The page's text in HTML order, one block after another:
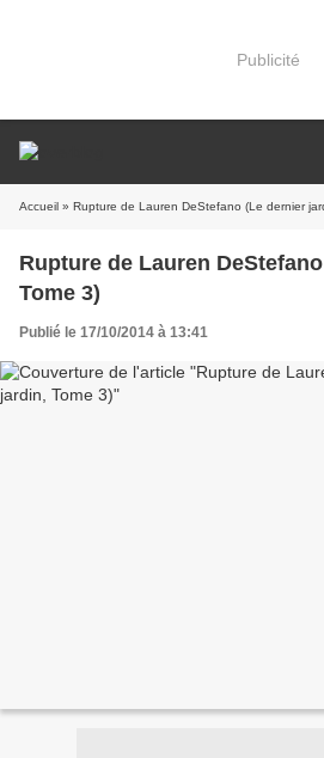
Publicité
Accueil » Rupture de Lauren DeStefano (Le dernier
Rupture de Lauren
Tome 3)
Publié le 17/10/2014 à 13:41